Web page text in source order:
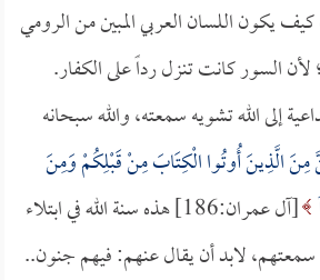
يكون اللسان العربي المبين من الرومي
لأن السور كانت تنزل رداً على الكفار.
إلى الله تشويه سمعته، والله سبحانه
الَّذِينَ أُوتُوا الْكِتَابَ مِنْ قَبْلِكُمْ وَمِنَ
[آل عمران:186] هذه سنة الله في ابتلاء
لابد أن يقال عنهم: فيهم جنون..